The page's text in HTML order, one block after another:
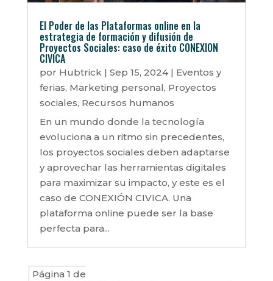
El Poder de las Plataformas online en la
estrategia de formación y difusión de
Proyectos Sociales: caso de éxito CONEXION
CIVICA
por Hubtrick | Sep 15, 2024| Eventos y
ferias, Marketing personal, Proyectos
sociales, Recursos humanos
En un mundo donde la tecnología
evoluciona a un ritmo sin precedentes,
los proyectos sociales deben adaptarse
y aprovechar las herramientas digitales
para maximizar su impacto, y este es el
caso de CONEXIÓN CIVICA. Una
plataforma online puede ser la base
perfecta para...
Página 1 de